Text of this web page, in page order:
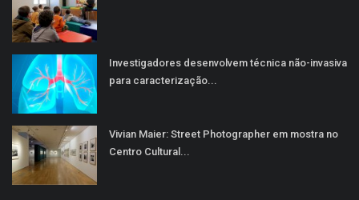
Investigadores desenvolvem técnica não-invasiva
para caracterização...
Vivian Maier: Street Photographer em mostra no
Centro Cultural...